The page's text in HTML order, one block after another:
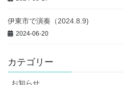
伊東市で演奏（2024.8.9)
2024-06-20
カテゴリー
お知らせ